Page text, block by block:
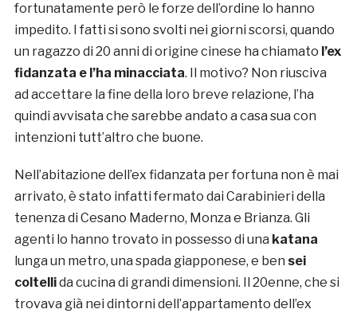
fortunatamente però le forze dell’ordine lo hanno
impedito. I fatti si sono svolti nei giorni scorsi, quando
un ragazzo di 20 anni di origine cinese ha chiamato l’ex
fidanzata e l’ha minacciata. Il motivo? Non riusciva
ad accettare la fine della loro breve relazione, l’ha
quindi avvisata che sarebbe andato a casa sua con
intenzioni tutt’altro che buone.
Nell’abitazione dell’ex fidanzata per fortuna non è mai
arrivato, è stato infatti fermato dai Carabinieri della
tenenza di Cesano Maderno, Monza e Brianza. Gli
agenti lo hanno trovato in possesso di una katana
lunga un metro, una spada giapponese, e ben sei
coltellida cucina di grandi dimensioni. Il 20enne, che si
trovava già nei dintorni dell’appartamento dell’ex